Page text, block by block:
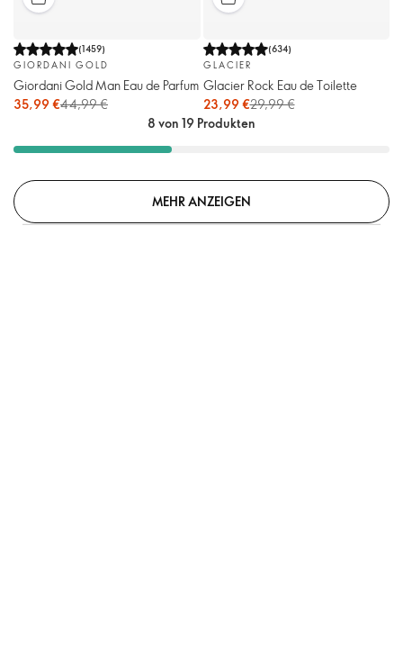
(1459)
GIORDANI GOLD
Giordani Gold Man Eau de Parfum
35,99 €44,99 €
(634)
GLACIER
Glacier Rock Eau de Toilette
23,99 €29,99 €
8 von 19 Produkten
MEHR ANZEIGEN